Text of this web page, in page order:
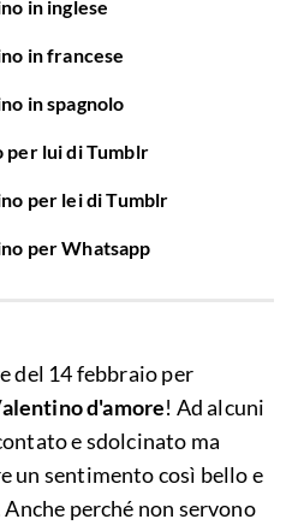
in inglese
in francese
in spagnolo
per lui di Tumblr
per lei di Tumblr
per Whatsapp
del 14 febbraio per
d'amore! Ad alcuni
e sdolcinato ma
un sentimento così bello e
perché non servono